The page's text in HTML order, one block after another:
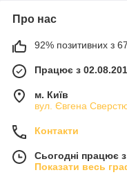
Про нас
92% позитивних з 67
Працює з
м. Київ
вул. Євгена
Контакти
Сьогодні працює
Показати весь